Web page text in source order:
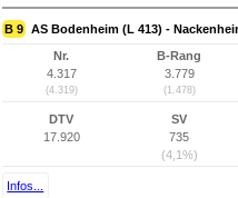
B 9 AS Bodenheim (L 413) -
Nr.
4.317
(4.319)
B-Rang
3.779
(1.478)
DTV
17.920
SV
735
(4,1%)
Infos...